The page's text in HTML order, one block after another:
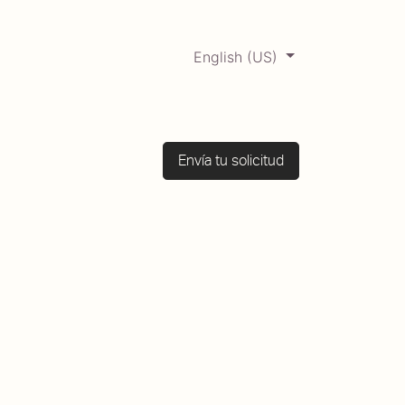
English (US)
Envía tu solicitud